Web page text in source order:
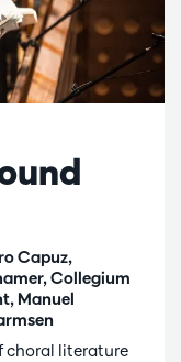
Capuz,
Collegium
Manuel
choral literature